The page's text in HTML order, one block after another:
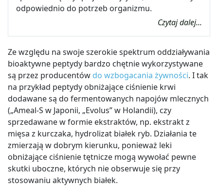
odpowiednio do potrzeb organizmu.
Czytaj dalej...
Ze względu na swoje szerokie spektrum oddziaływania
bioaktywne peptydy bardzo chętnie wykorzystywane
są przez producentów do wzbogacania żywności. I tak
na przykład peptydy obniżające ciśnienie krwi
dodawane są do fermentowanych napojów mlecznych
(„Ameal-S w Japonii, „Evolus” w Holandii), czy
sprzedawane w formie ekstraktów, np. ekstrakt z
mięsa z kurczaka, hydrolizat białek ryb. Działania te
zmierzają w dobrym kierunku, ponieważ leki
obniżające ciśnienie tętnicze mogą wywołać pewne
skutki uboczne, których nie obserwuje się przy
stosowaniu aktywnych białek.